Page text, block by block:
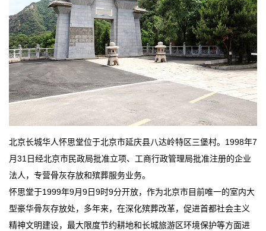
北京长城华人怀思堂位于北京市延庆县八达岭特区三堡村。1998年7
月31日经北京市民政局批准立项、工商行政管理局批准注册的企业
法人，专营骨灰存放和殡葬服务业务。
怀思堂于1999年9月9日9时9分开放，作为北京市目前唯一的室内大
型豪华骨灰存放处，多年来，在深化殡葬改革，促进首都社会主义
精神文明建设，最大限度节约耕地和长城旅游区环境保护等方面进